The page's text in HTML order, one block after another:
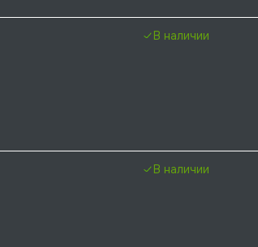
В наличии
В наличии